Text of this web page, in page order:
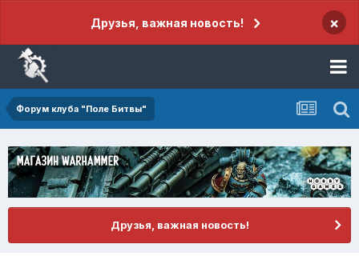
Друзья, важная новость! ×
Форум клуба "Поле Битвы"
Друзья, важная новость!